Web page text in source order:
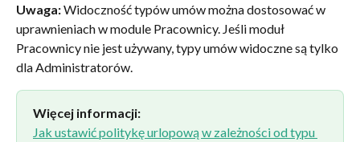
Uwaga: Widoczność typów umów można dostosować w
uprawnieniach w module Pracownicy. Jeśli moduł
Pracownicy nie jest używany, typy umów widoczne są tylko
dla Administratorów.
Więcej informacji:
Jak ustawić politykę urlopową w zależności od typu